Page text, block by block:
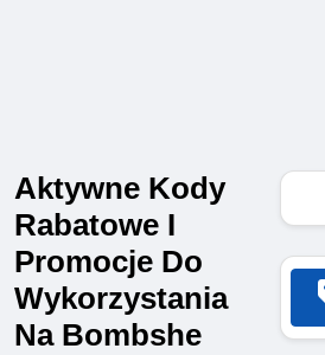
Aktywne Kody
Rabatowe I
Promocje Do
Wykorzystania
Na Bombshe